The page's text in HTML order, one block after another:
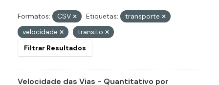
Formatos: CSV Etiquetas:
transporte
velocidade
transito
Filtrar Resultados
Velocidade das Vias - Quantitativo por